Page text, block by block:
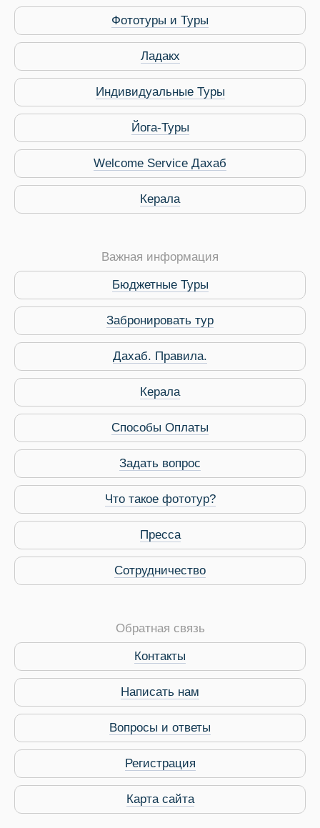
Виза в Индию
Фототуры и Туры
Ладакх
Индивидуальные Туры
Йога-Туры
Welcome Service Дахаб
Керала
Важная информация
Бюджетные Туры
Забронировать тур
Дахаб. Правила.
Керала
Способы Оплаты
Задать вопрос
Что такое фототур?
Пресса
Сотрудничество
Обратная связь
Контакты
Написать нам
Вопросы и ответы
Регистрация
Карта сайта